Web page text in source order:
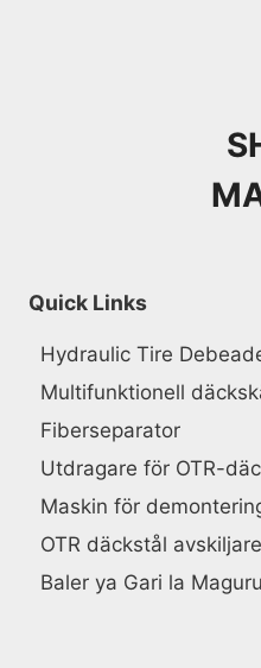
Quick Links
Hydraulic Tire
Multifunktionell
Fiberseparator
Utdragare för OTR-
Maskin för
OTR däckstål avskiljare
Baler ya Gari la